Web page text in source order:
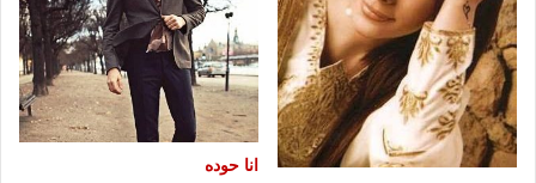
انا حوده